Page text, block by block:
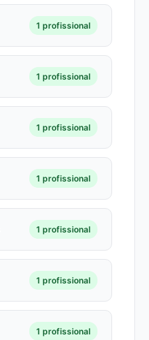
1 profissional
1 profissional
1 profissional
1 profissional
1 profissional
1 profissional
1 profissional